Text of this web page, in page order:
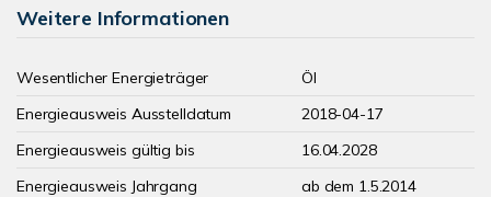
Weitere Informationen
Wesentlicher Energieträger
Öl
Energieausweis Ausstelldatum
2018-04-17
Energieausweis gültig bis
16.04.2028
Energieausweis Jahrgang
ab dem 1.5.2014